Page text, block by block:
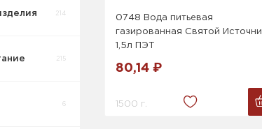
214
215
6
0748 Вода питьевая
газированная Святой Источни
1,5л ПЭТ
80,14 ₽
1500 г.